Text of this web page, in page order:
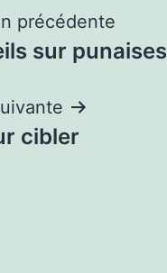
précédente
sur punaises
cibler